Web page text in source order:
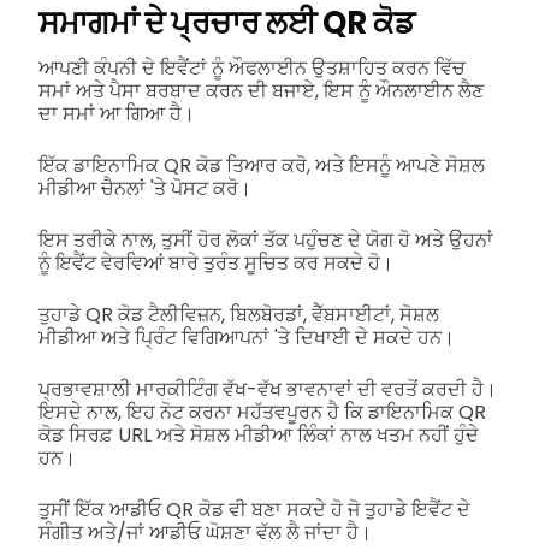
ਸਮਾਗਮਾਂ ਦੇ ਪ੍ਰਚਾਰ ਲਈ QR ਕੋਡ
ਆਪਣੀ ਕੰਪਨੀ ਦੇ ਇਵੈਂਟਾਂ ਨੂੰ ਔਫਲਾਈਨ ਉਤਸ਼ਾਹਿਤ ਕਰਨ ਵਿੱਚ
ਸਮਾਂ ਅਤੇ ਪੈਸਾ ਬਰਬਾਦ ਕਰਨ ਦੀ ਬਜਾਏ, ਇਸ ਨੂੰ ਔਨਲਾਈਨ ਲੈਣ
ਦਾ ਸਮਾਂ ਆ ਗਿਆ ਹੈ।
ਇੱਕ ਡਾਇਨਾਮਿਕ QR ਕੋਡ ਤਿਆਰ ਕਰੋ, ਅਤੇ ਇਸਨੂੰ ਆਪਣੇ ਸੋਸ਼ਲ
ਮੀਡੀਆ ਚੈਨਲਾਂ 'ਤੇ ਪੋਸਟ ਕਰੋ।
ਇਸ ਤਰੀਕੇ ਨਾਲ, ਤੁਸੀਂ ਹੋਰ ਲੋਕਾਂ ਤੱਕ ਪਹੁੰਚਣ ਦੇ ਯੋਗ ਹੋ ਅਤੇ ਉਹਨਾਂ
ਨੂੰ ਇਵੈਂਟ ਵੇਰਵਿਆਂ ਬਾਰੇ ਤੁਰੰਤ ਸੂਚਿਤ ਕਰ ਸਕਦੇ ਹੋ।
ਤੁਹਾਡੇ QR ਕੋਡ ਟੈਲੀਵਿਜ਼ਨ, ਬਿਲਬੋਰਡਾਂ, ਵੈੱਬਸਾਈਟਾਂ, ਸੋਸ਼ਲ
ਮੀਡੀਆ ਅਤੇ ਪ੍ਰਿੰਟ ਵਿਗਿਆਪਨਾਂ 'ਤੇ ਦਿਖਾਈ ਦੇ ਸਕਦੇ ਹਨ।
ਪ੍ਰਭਾਵਸ਼ਾਲੀ ਮਾਰਕੀਟਿੰਗ ਵੱਖ-ਵੱਖ ਭਾਵਨਾਵਾਂ ਦੀ ਵਰਤੋਂ ਕਰਦੀ ਹੈ।
ਇਸਦੇ ਨਾਲ, ਇਹ ਨੋਟ ਕਰਨਾ ਮਹੱਤਵਪੂਰਨ ਹੈ ਕਿ ਡਾਇਨਾਮਿਕ QR
ਕੋਡ ਸਿਰਫ਼ URL ਅਤੇ ਸੋਸ਼ਲ ਮੀਡੀਆ ਲਿੰਕਾਂ ਨਾਲ ਖਤਮ ਨਹੀਂ ਹੁੰਦੇ
ਹਨ।
ਤੁਸੀਂ ਇੱਕ ਆਡੀਓ QR ਕੋਡ ਵੀ ਬਣਾ ਸਕਦੇ ਹੋ ਜੋ ਤੁਹਾਡੇ ਇਵੈਂਟ ਦੇ
ਸੰਗੀਤ ਅਤੇ/ਜਾਂ ਆਡੀਓ ਘੋਸ਼ਣਾ ਵੱਲ ਲੈ ਜਾਂਦਾ ਹੈ।